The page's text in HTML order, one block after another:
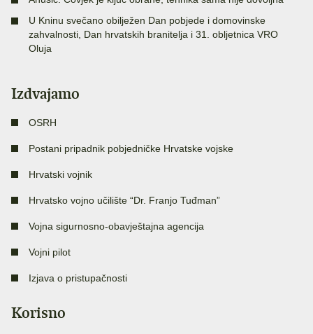
U Kninu svečano obilježen Dan pobjede i domovinske
zahvalnosti, Dan hrvatskih branitelja i 31. obljetnica VRO
Oluja
Izdvajamo
OSRH
Postani pripadnik pobjedničke Hrvatske vojske
Hrvatski vojnik
Hrvatsko vojno učilište “Dr. Franjo Tuđman”
Vojna sigurnosno-obavještajna agencija
Vojni pilot
Izjava o pristupačnosti
Korisno